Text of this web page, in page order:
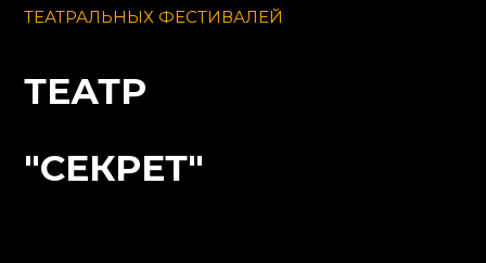
ТЕАТРАЛЬНЫХ ФЕСТИВАЛЕЙ
ТЕАТР
"СЕКРЕТ"